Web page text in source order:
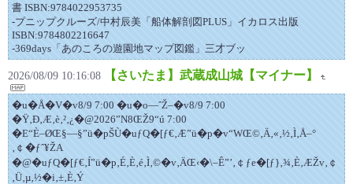
書 ISBN:9784022953735
-プニップクルーズ/中村辰美「船体解剖図PLUS」イカロス出版
ISBN:9784802216647
-369days「あのころの遊園地マップ図鑑」三才ブッ
2026/08/09 10:16:08 【さいたま】武蔵成山城【マイナー】
�u�Å�V�v8/9 7:00 �u�o—ˆŽ–�v8/9 7:00
�Ÿ‚Ð‚Æ‚è‚²‚¿�@2026”N8ŒŽ9“ú 7:00
�E“È–ØŒ§—§”ü�pŠÙ�uƒQ�[ƒ€‚Æ”ü�p�v“WŒ©‚Ä‚«‚½‚Ì‚Å–°
‚￠�ƒˆ¥ŽA
�@�uƒQ�[ƒ€‚Í”ü�p‚É‚È‚é‚Ì‚©�v‚ÄŒ‹�\–Ê”’‚￠ƒe�[ƒ}‚¾‚È‚ÆŽv‚￠
‚Ü‚µ‚½�i‚±‚È‚Ý